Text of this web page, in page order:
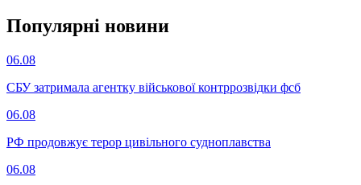
Популярнi новини
06.08
СБУ затримала агентку військової контррозвідки фсб
06.08
РФ продовжує терор цивільного судноплавства
06.08